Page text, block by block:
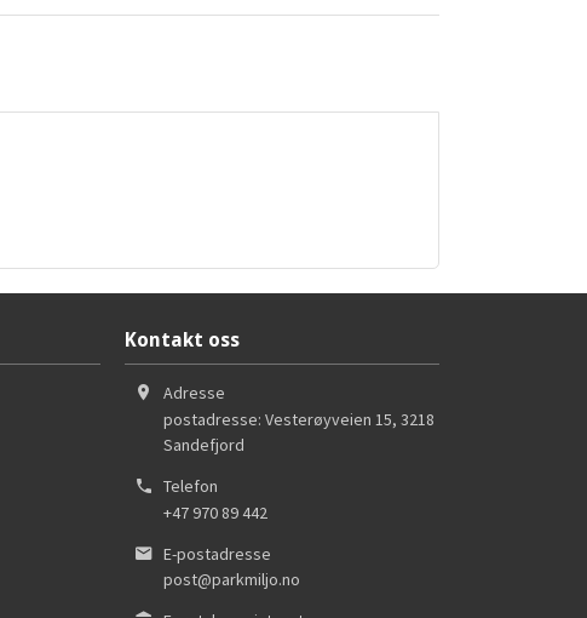
Kontakt oss
Adresse
postadresse: Vesterøyveien 15, 3218
Sandefjord
Telefon
+47 970 89 442
E-postadresse
post@parkmiljo.no